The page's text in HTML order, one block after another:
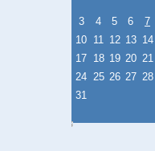
3
4 5 6 7
10 11 12 13 14
17 18 19 20 21
24 25 26 27 28
31